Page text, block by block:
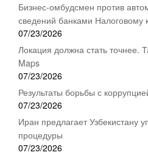
Бизнес-омбудсмен против
сведений банками Налоговому
07/23/2026
Локация должна стать точнее.
Maps
07/23/2026
Результаты борьбы с
07/23/2026
Иран предлагает Узбекистану
процедуры
07/23/2026